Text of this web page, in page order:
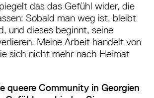
das das Gefühl wider, die
Sobald man weg ist, bleibt
und dieses beginnt, seine
Meine Arbeit handelt von
sich nicht mehr nach Heimat
queere Community in Georgien